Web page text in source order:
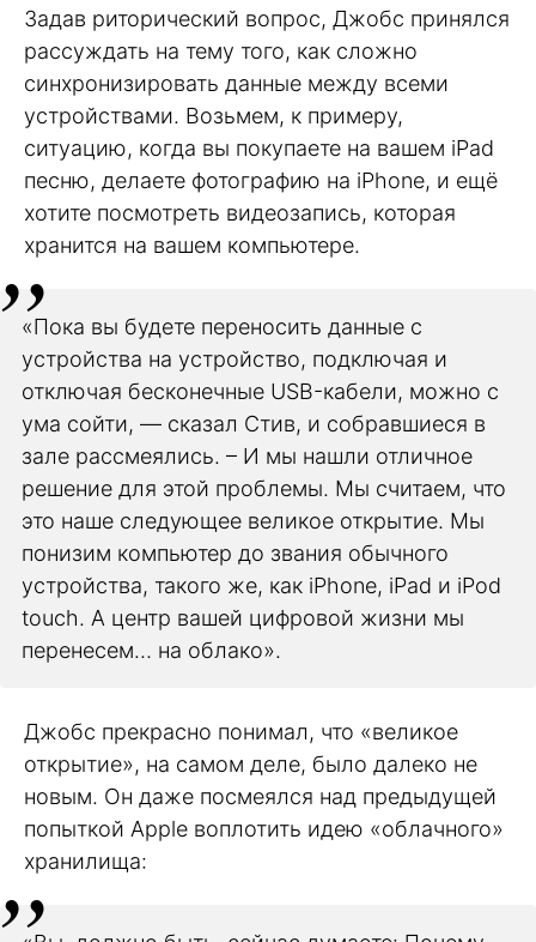
Задав риторический вопрос, Джобс принялся
рассуждать на тему того, как сложно
синхронизировать данные между всеми
устройствами. Возьмем, к примеру,
ситуацию, когда вы покупаете на вашем iPad
песню, делаете фотографию на iPhone, и ещё
хотите посмотреть видеозапись, которая
хранится на вашем компьютере.
«Пока вы будете переносить данные с
устройства на устройство, подключая и
отключая бесконечные USB-кабели, можно с
ума сойти, — сказал Стив, и собравшиеся в
зале рассмеялись. – И мы нашли отличное
решение для этой проблемы. Мы считаем, что
это наше следующее великое открытие. Мы
понизим компьютер до звания обычного
устройства, такого же, как iPhone, iPad и iPod
touch. А центр вашей цифровой жизни мы
перенесем… на облако».
Джобс прекрасно понимал, что «великое
открытие», на самом деле, было далеко не
новым. Он даже посмеялся над предыдущей
попыткой Apple воплотить идею «облачного»
хранилища: